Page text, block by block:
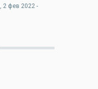
, 2 фев 2022 -